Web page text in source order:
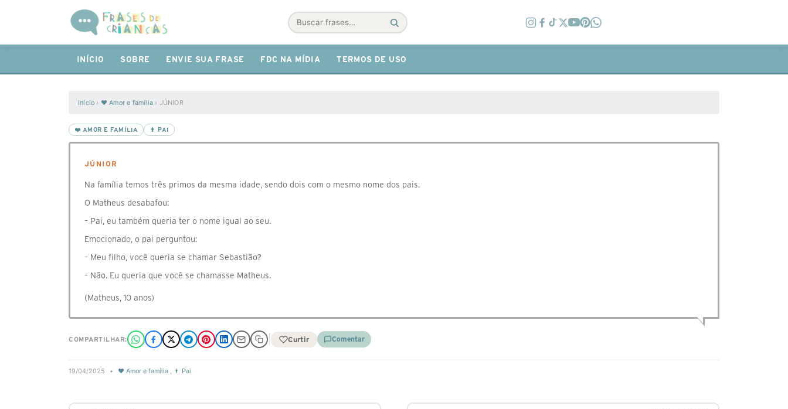
Buscar
INÍCIO SOBRE ENVIE SUA FRASE FDC NA MÍDIA TERMOS DE USO
Início › ❤️ Amor e família › JÚNIOR
❤️ AMOR E FAMÍLIA 👨 PAI
JÚNIOR
Na família temos três primos da mesma idade, sendo dois com o mesmo nome dos pais.
O Matheus desabafou:
– Pai, eu também queria ter o nome igual ao seu.
Emocionado, o pai perguntou:
– Meu filho, você queria se chamar Sebastião?
– Não. Eu queria que você se chamasse Matheus.
(Matheus, 10 anos)
COMPARTILHAR: Curtir Comentar
19/04/2025 • ❤️ Amor e família , 👨 Pai